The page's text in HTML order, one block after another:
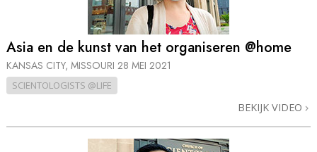
Asia en de kunst van het organiseren @home
KANSAS CITY, MISSOURI 28 MEI 2021
SCIENTOLOGISTS @LIFE
BEKIJK VIDEO